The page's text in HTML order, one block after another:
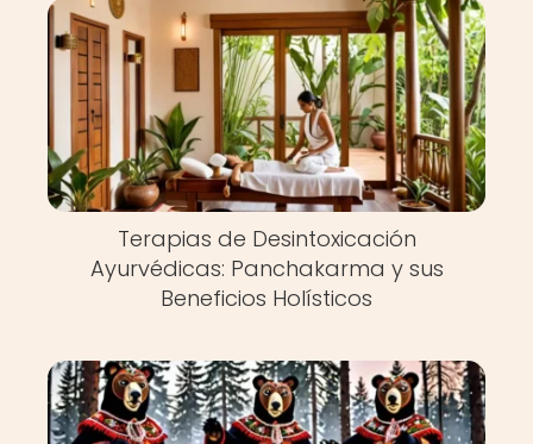
Terapias de Desintoxicación
Ayurvédicas: Panchakarma y sus
Beneficios Holísticos